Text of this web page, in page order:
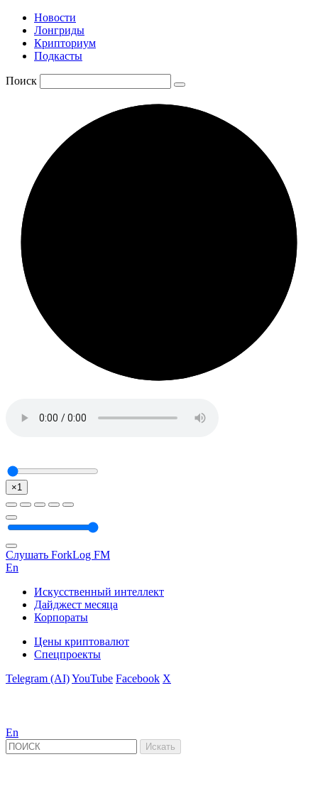
Новости
Лонгриды
Крипториум
Подкасты
Поиск
×1
Слушать ForkLog FM
En
Искусственный интеллект
Дайджест месяца
Корпораты
Цены криптовалют
Спецпроекты
Telegram (AI)YouTube Facebook X
En